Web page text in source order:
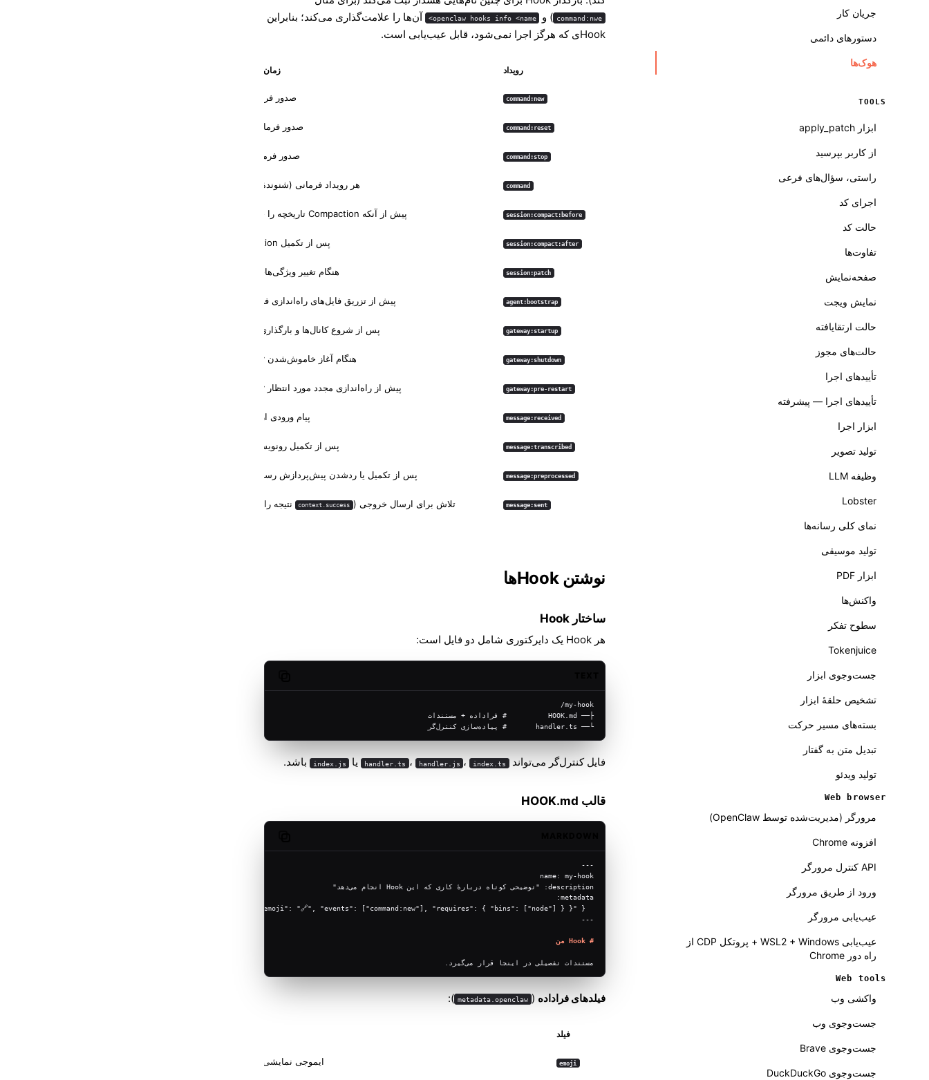
جریان کار
دستورهای دائمی
هوک‌ها
TOOLS
ابزار apply_patch
از کاربر بپرسید
راستی، سؤال‌های فرعی
اجرای کد
حالت کد
تفاوت‌ها
صفحه‌نمایش
نمایش ویجت
حالت ارتقایافته
حالت‌های مجوز
تأییدهای اجرا
تأییدهای اجرا — پیشرفته
ابزار اجرا
تولید تصویر
وظیفه LLM
Lobster
نمای کلی رسانه‌ها
تولید موسیقی
ابزار PDF
واکنش‌ها
سطوح تفکر
Tokenjuice
جست‌وجوی ابزار
تشخیص حلقهٔ ابزار
بسته‌های مسیر حرکت
تبدیل متن به گفتار
تولید ویدئو
Web browser
مرورگر (مدیریت‌شده توسط OpenClaw)
افزونه Chrome
API کنترل مرورگر
ورود از طریق مرورگر
عیب‌یابی مرورگر
عیب‌یابی WSL2 + Windows + پروتکل CDP از
راه دور Chrome
Web tools
واکشی وب
جست‌وجوی وب
جست‌وجوی Brave
جست‌وجوی DuckDuckGo
command:nwe ) و openclaw hooks info <name>
آن‌ها را علامت‌گذاری می‌کند؛ بنابراین
Hookی که هرگز اجرا نمی‌شود، قابل عیب‌یابی است.
رویداد زمان فعال‌شدن
command:new صدور فرمان
command:reset صدور فرمان
command:stop صدور فرمان
command هر رویداد فرمانی (شنوندهٔ عمومی)
session:compact:before پیش از آنکه Compaction تاریخچه را خلاصه کند
session:compact:after پس از تکمیل Compaction
session:patch هنگام تغییر ویژگی‌های نشست
agent:bootstrap پیش از تزریق فایل‌های راه‌اندازی فضای کاری
gateway:startup پس از شروع کانال‌ها و بارگذاری Hookها
gateway:shutdown هنگام آغاز خاموش‌شدن Gateway
gateway:pre-restart پیش از راه‌اندازی مجدد مورد انتظار Gateway
message:received پیام ورودی از هر کانال
message:transcribed پس از تکمیل رونویسی صوتی
message:preprocessed پس از تکمیل یا ردشدن پیش‌پردازش رسانه و پیوند
message:sent تلاش برای ارسال خروجی ( context.success نتیجه را دربردارد)
نوشتن Hookها
ساختار Hook
هر Hook یک دایرکتوری شامل دو فایل است:
my-hook/
├── HOOK.md          # فراداده + مستندات
└── handler.ts       # پیاده‌سازی کنترل‌گر
فایل کنترل‌گر می‌تواند handler.ts ، handler.js ، index.ts یا index.js باشد.
قالب HOOK.md
---
name: my-hook
description: "توضیحی کوتاه دربارهٔ کاری که این Hook انجام می‌دهد"
metadata:
  { "openclaw": { "emoji": "🔗", "events": ["command:new"], "requires": { "bins": ["node"] } } }
---
# Hook من
مستندات تفصیلی در اینجا قرار می‌گیرد.
فیلدهای فراداده (
metadata.openclaw
):
فیلد
emoji ایموجی نمایشی برای CLI